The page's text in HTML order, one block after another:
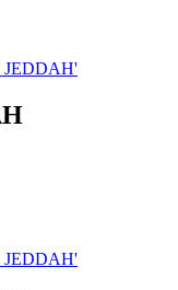
JEDDAH'
JEDDAH'